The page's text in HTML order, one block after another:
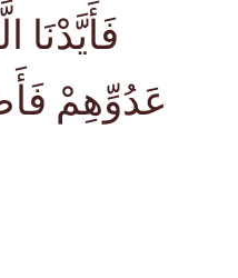
فَأَيَّدْنَا
عَدُوِّهِمْ